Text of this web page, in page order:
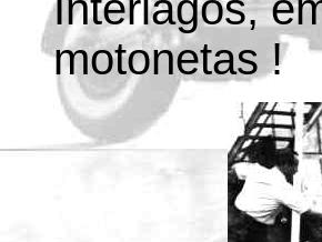
motonetas !